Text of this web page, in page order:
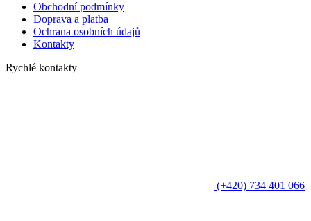
Obchodní podmínky
Doprava a platba
Ochrana osobních údajů
Kontakty
Rychlé kontakty
(+420) 734 401 066